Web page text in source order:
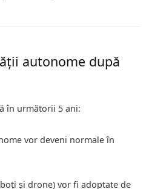
autonome după
în următorii 5 ani:
vor deveni normale în
și drone) vor fi adoptate de